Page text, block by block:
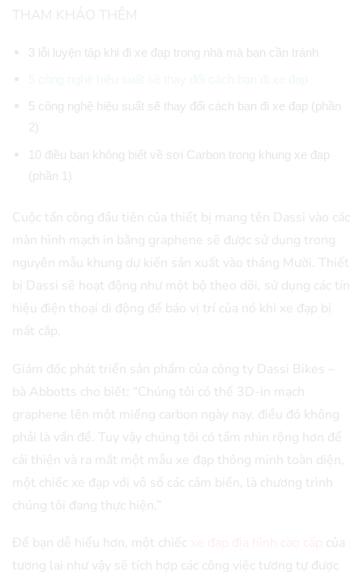
3 lỗi luyện tập khi đi xe đạp trong nhà mà bạn cần tránh
5 công nghệ hiệu suất sẽ thay đổi cách bạn đi xe đạp (phần
2)
10 điều bạn không biết về sợi Carbon trong khung xe đạp
(phần 1)
Cuộc tấn công đầu tiên của thiết bị mang tên Dassi vào các
màn hình mạch in bằng graphene sẽ được sử dụng trong
nguyên mẫu khung dự kiến sản xuất vào tháng Mười. Thiết
bị Dassi sẽ hoạt động như một bộ theo dõi, sử dụng các tín
hiệu điện thoại di động để báo vị trí của nó khi xe đạp bị
mất cắp.
Giám đốc phát triển sản phẩm của công ty Dassi Bikes –
bà Abbotts cho biết: “Chúng tôi có thể 3D-in mạch
graphene lên một miếng carbon ngày nay, điều đó không
phải là vấn đề. Tuy vậy chúng tôi có tầm nhìn rộng hơn để
cải thiện và ra mắt một mẫu xe đạp thông minh toàn diện,
một chiếc xe đạp với vô số các cảm biến, là chương trình
chúng tôi đang thực hiện.”
Để bạn dễ hiểu hơn, một chiếc
của
tương lai như vậy sẽ tích hợp các công việc tương tự được